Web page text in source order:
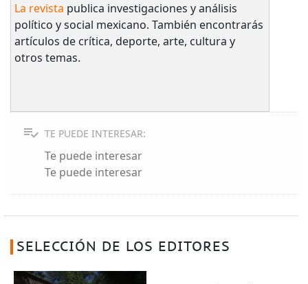
La revista publica investigaciones y análisis
político y social mexicano. También encontrarás
artículos de crítica, deporte, arte, cultura y
otros temas.
TE PUEDE INTERESAR:
Te puede interesar
Te puede interesar
SELECCIÓN DE LOS EDITORES